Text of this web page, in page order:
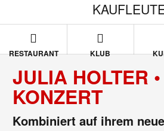
RESTAURANT KLUB
JULIA HOLTER •
KONZERT
Kombiniert auf ihrem